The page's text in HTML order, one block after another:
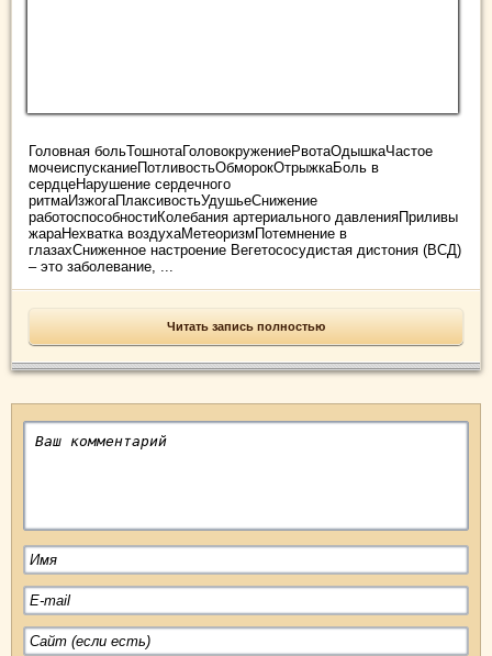
Головная больТошнотаГоловокружениеРвотаОдышкаЧастое
мочеиспусканиеПотливостьОбморокОтрыжкаБоль в
сердцеНарушение сердечного
ритмаИзжогаПлаксивостьУдушьеСнижение
работоспособностиКолебания артериального давленияПриливы
жараНехватка воздухаМетеоризмПотемнение в
глазахСниженное настроение Вегетососудистая дистония (ВСД)
– это заболевание, ...
Читать запись полностью